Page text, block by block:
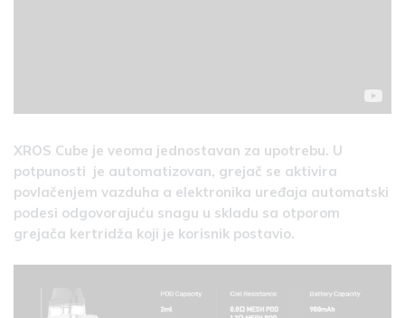
XROS Cube je veoma jednostavan za upotrebu. U
potpunosti je automatizovan, grejač se aktivira
povlačenjem vazduha a elektronika uređaja automatski
podesi odgovorajuću snagu u skladu sa otporom
grejača kertridža koji je korisnik postavio.